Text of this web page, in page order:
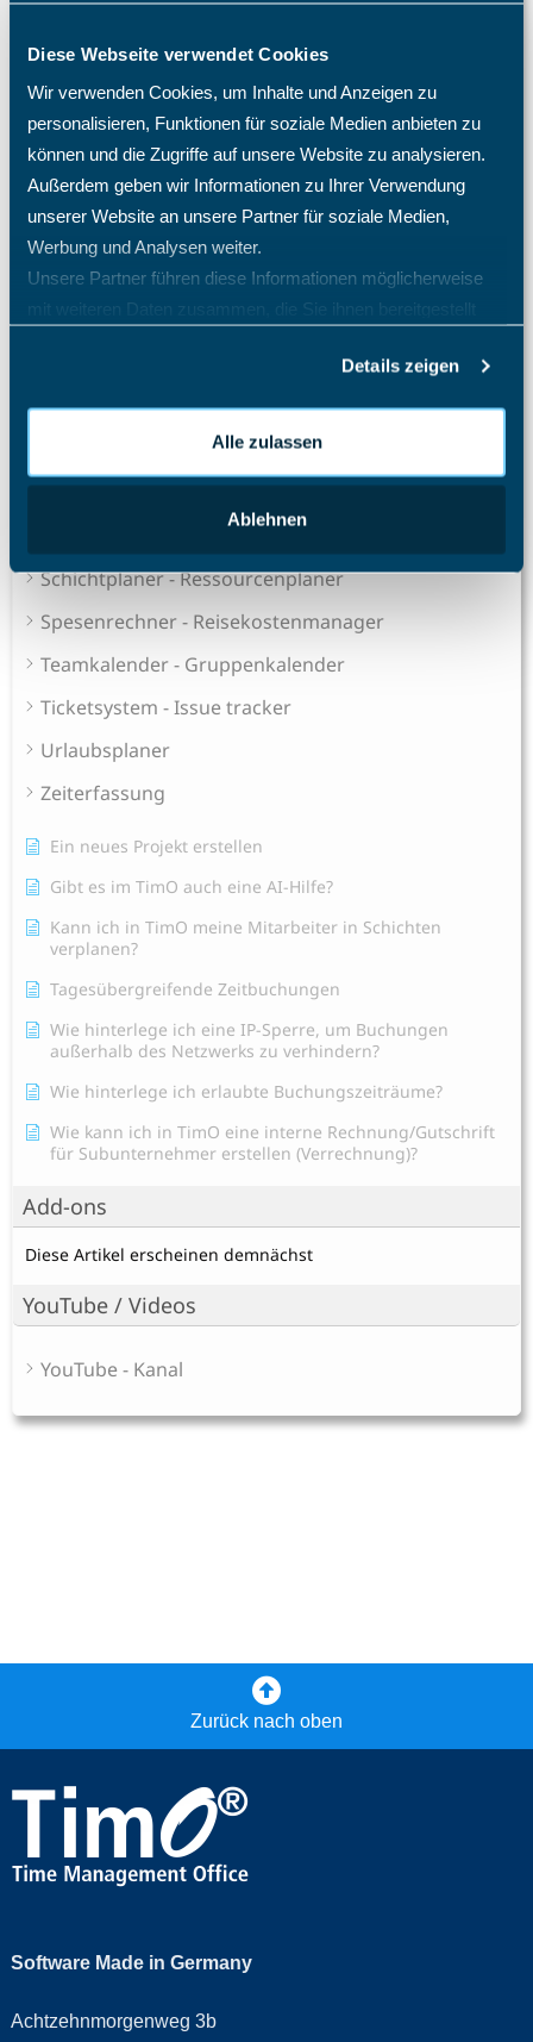
Diese Webseite verwendet Cookies
Wir verwenden Cookies, um Inhalte und Anzeigen zu
personalisieren, Funktionen für soziale Medien anbieten zu
können und die Zugriffe auf unsere Website zu analysieren.
Außerdem geben wir Informationen zu Ihrer Verwendung
unserer Website an unsere Partner für soziale Medien,
Werbung und Analysen weiter.
Unsere Partner führen diese Informationen möglicherweise
mit weiteren Daten zusammen, die Sie ihnen bereitgestellt
Details zeigen
Alle zulassen
Ablehnen
Was passiert nach einer Löschung eines Mitarbeiters?
Welche Import- und Exportmöglichkeiten gibt es in
TimO?
Welche Zugriffsrechte kann ich im TimO definieren?
Wie ändere ich die Rolle eines Mitarbeiters?
Wie ändere ich die Sprache im TimO?
Wie ändere ich mein Passwort?
Wie hinterlege ich Passwortrichtlinien im System?
Projektcontrolling
Projektmanagement Enterprise
Projektzeiterfassung
Schichtplaner - Ressourcenplaner
Spesenrechner - Reisekostenmanager
Teamkalender - Gruppenkalender
Ticketsystem - Issue tracker
Urlaubsplaner
Zeiterfassung
Ein neues Projekt erstellen
Gibt es im TimO auch eine AI-Hilfe?
Kann ich in TimO meine Mitarbeiter in Schichten
verplanen?
Tagesübergreifende Zeitbuchungen
Wie hinterlege ich eine IP-Sperre, um Buchungen
außerhalb des Netzwerks zu verhindern?
Wie hinterlege ich erlaubte Buchungszeiträume?
Wie kann ich in TimO eine interne Rechnung/Gutschrift
für Subunternehmer erstellen (Verrechnung)?
Add-ons
Diese Artikel erscheinen demnächst
YouTube / Videos
YouTube - Kanal
Zurück nach oben
Software Made in Germany
Achtzehnmorgenweg 3b